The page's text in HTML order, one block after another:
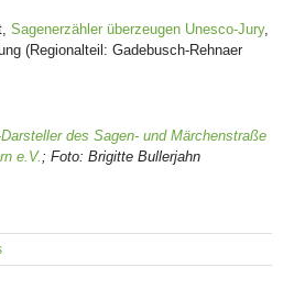
Sagenerzähler überzeugen Unesco-Jury,
(Regionalteil: Gadebusch-Rehnaer
des Sagen- und Märchenstraße
e.V. ; Foto: Brigitte Bullerjahn